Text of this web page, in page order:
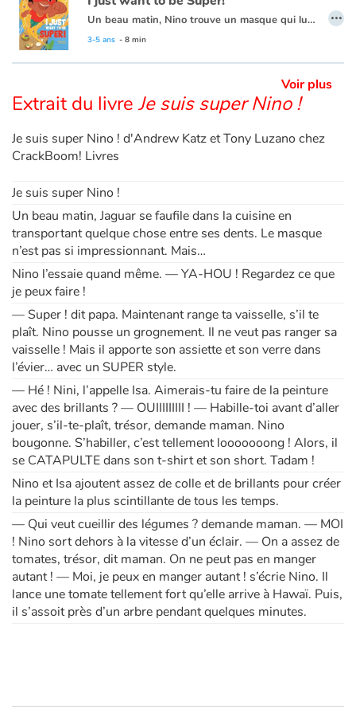
Apprendre les langues
Nos listes de lecture
Les plus lus
Coups de coeur
Un beau matin, Nino trouve un masque qui lui donne de formidables pouvoirs. Il a très hâte de se lancer dans l'action ! Mais personne ne le laisse mettre en pratique toutes les idées qu'il a en tête. À la place, tout le monde lui dit des choses comme "range ta vaisselle". "Habille-toi". "Fais attention!" Est-ce que Nino aura enfin la chance de montrer à quel point il peut être un super héros ?
Ce livre existe aussi en français :
3-5 ans - 8 min
…
Voir plus
Extrait du livre Je suis super Nino !
Je suis super Nino ! d'Andrew Katz et Tony Luzano chez
CrackBoom! Livres
Je suis super Nino !
Un beau matin, Jaguar se faufile dans la cuisine en
transportant quelque chose entre ses dents. Le masque
n’est pas si impressionnant. Mais…
Nino l’essaie quand même. — YA-HOU ! Regardez ce que
je peux faire !
— Super ! dit papa. Maintenant range ta vaisselle, s’il te
plaît. Nino pousse un grognement. Il ne veut pas ranger sa
vaisselle ! Mais il apporte son assiette et son verre dans
l’évier… avec un SUPER style.
— Hé ! Nini, l’appelle Isa. Aimerais-tu faire de la peinture
avec des brillants ? — OUIIIIIIIII ! — Habille-toi avant d’aller
jouer, s’il-te-plaît, trésor, demande maman. Nino
bougonne. S’habiller, c’est tellement looooooong ! Alors, il
se CATAPULTE dans son t-shirt et son short. Tadam !
Nino et Isa ajoutent assez de colle et de brillants pour créer
la peinture la plus scintillante de tous les temps.
— Qui veut cueillir des légumes ? demande maman. — MOI
! Nino sort dehors à la vitesse d’un éclair. — On a assez de
tomates, trésor, dit maman. On ne peut pas en manger
autant ! — Moi, je peux en manger autant ! s’écrie Nino. Il
lance une tomate tellement fort qu’elle arrive à Hawaï. Puis,
il s’assoit près d’un arbre pendant quelques minutes.